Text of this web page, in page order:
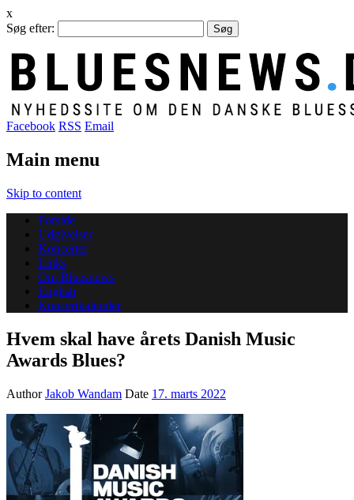
x
Søg efter:
Facebook RSS Email
Main menu
Skip to content
Forside
Udgivelser
Koncerter
Links
Om Bluesnews
English
Koncertkalender
Hvem skal have årets Danish Music
Awards Blues?
AuthorJakob Wandam Date 17. marts 2022